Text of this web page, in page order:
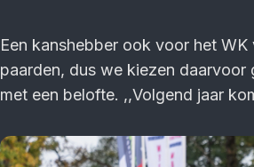
Een kanshebber ook voor het
paarden, dus we kiezen
met een belofte. ,,Volgend jaar